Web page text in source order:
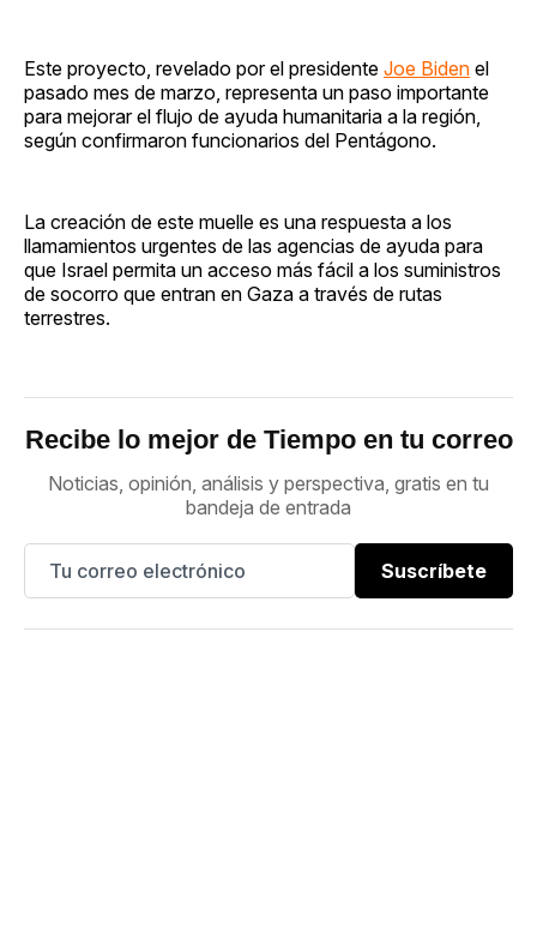
Este proyecto, revelado por el presidente Joe Biden el
pasado mes de marzo, representa un paso importante
para mejorar el flujo de ayuda humanitaria a la región,
según confirmaron funcionarios del Pentágono.
La creación de este muelle es una respuesta a los
llamamientos urgentes de las agencias de ayuda para
que Israel permita un acceso más fácil a los suministros
de socorro que entran en Gaza a través de rutas
terrestres.
Recibe lo mejor de Tiempo en tu correo
Noticias, opinión, análisis y perspectiva, gratis en tu
bandeja de entrada
Suscríbete